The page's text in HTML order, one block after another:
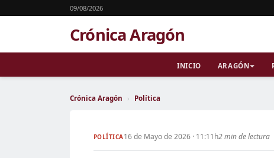
09/08/2026
Crónica Aragón
INICIO ARAGÓN
Crónica Aragón › Política
POLÍTICA16 de Mayo de 2026 · 11:11h2 min de lectura